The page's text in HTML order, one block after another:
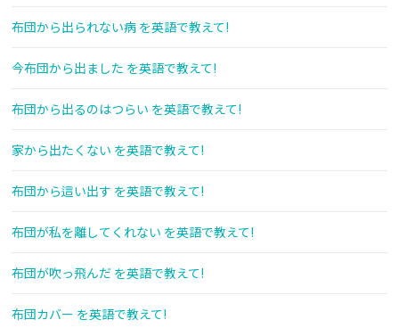
布団から出られない病 を英語で教えて!
今布団から出ました を英語で教えて!
布団から出るのはつらい を英語で教えて!
家から出たくない を英語で教えて!
布団から這い出す を英語で教えて!
布団が私を離してくれない を英語で教えて!
布団が吹っ飛んだ を英語で教えて!
布団カバー を英語で教えて!